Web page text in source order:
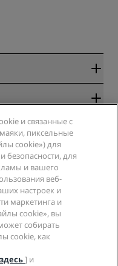
Rewards
и связанные с
пиксельные
cookie») для
безопасности, для
и вашего
веб-
настроек и
маркетинга и
cookie», вы
собирать
cookie, как
] и